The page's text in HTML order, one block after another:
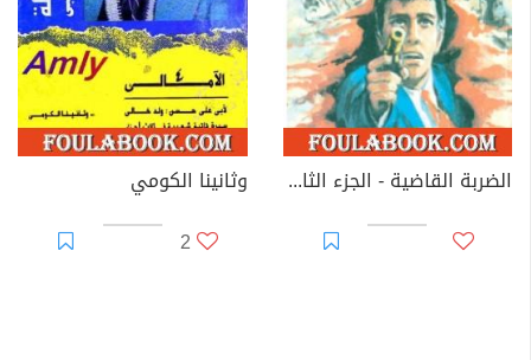
الضربة القاضية - الجزء الثالث - سلسلة رجل المستحيل
وثانينا الكومي
2